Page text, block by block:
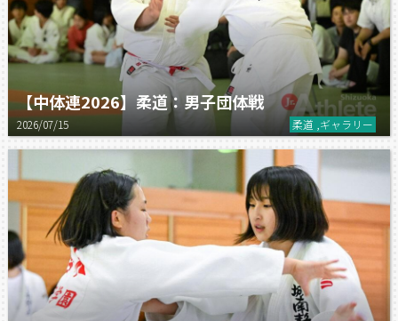
【中体連2026】柔道：男子団体戦
2026/07/15 柔道 ,ギャラリー